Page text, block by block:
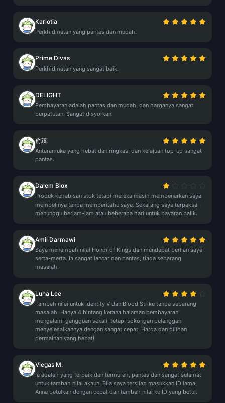
Karlotia
Perkhidmatan yang pantas dan mudah.
Prime Divas
Perkhidmatan yang sangat baik.
DELIGHT
Pembayaran adalah pantas dan mudah, dan harganya sangat
berpatutan. Sangat disyorkan!
俞臻
Antaramuka yang hebat dan ringkas, dan kelajuan top-up sangat
pantas.
Dalem Blox
Produk kehabisan stok tetapi mereka masih membenarkan saya
membelinya tanpa memberitahu saya. Sekarang saya terpaksa
menunggu berjam-jam atau beberapa hari untuk bayaran balik.
Amil Darmawi
Saya menambah nilai Honor of Kings dan mendapat berlian saya
serta-merta. Ia sangat lancar dan pantas, tiada sebarang
masalah.
Luna Lee
Tambah nilai untuk Identity V dan Blood Strike tanpa sebarang
masalah. Hanya 4 bintang kerana halaman pembayaran
mengalami gangguan sekali, tetapi sokongan pelanggan
menyelesaikannya dengan sangat cepat. Harga dan pilihan
permainan yang hebat!
Viegas M.
Ia adalah yang terbaik dan termurah, pantas dan sangat selamat
untuk tambah nilai akaun. Bila saya tersilap masukkan ID lama,
Anna betulkan dengan cepat dan tambah nilai ke ID yang betul.